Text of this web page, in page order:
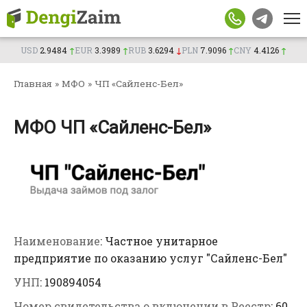
Перейти
контенту
USD2.9484 ↑EUR 3.3989 ↑RUB 3.6294 ↓PLN 7.9096 ↑CNY 4.4126 ↑
Главная » МФО » ЧП «Сайленс-Бел»
МФО ЧП «Сайленс-Бел»
Наименование: Частное унитарное
предприятие по оказанию услуг "Сайленс-Бел"
УНП: 190894054
Телефон
Сумма, BYN
Город
Возраст
данных